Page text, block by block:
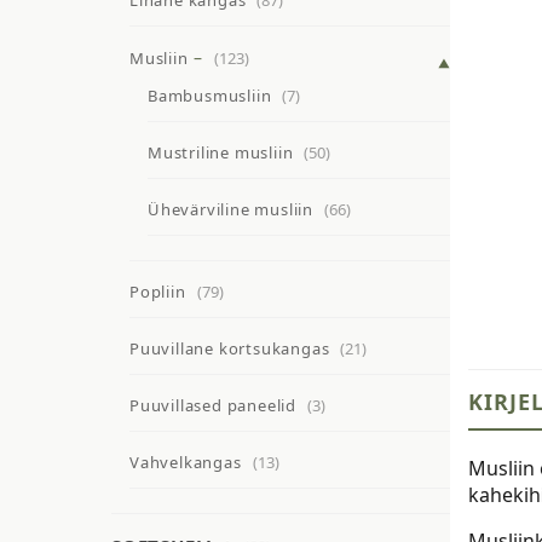
Musliin
(123)
Bambusmusliin (7)
Mustriline musliin (50)
Ühevärviline musliin (66)
Popliin (79)
Puuvillane kortsukangas (21)
Puuvillased paneelid (3)
Vahvelkangas (13)
Musliin